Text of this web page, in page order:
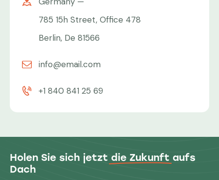
785 15h Street, Office 478
Berlin, De 81566
info@email.com
+1 840 841 25 69
Holen Sie sich jetzt die Zukunft aufs
Dach